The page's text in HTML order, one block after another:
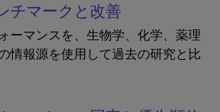
チマークと改善
ーマンスを、生物学、化学、薬理
情報源を使用して過去の研究と比